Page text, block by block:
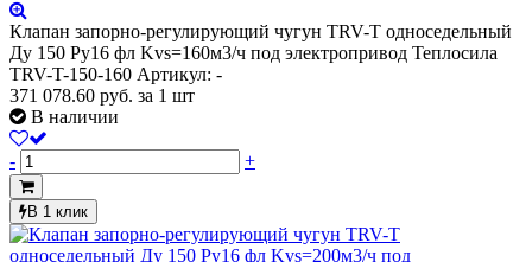
Клапан запорно-регулирующий чугун TRV-T односедельный
Ду 150 Ру16 фл Kvs=160м3/ч под электропривод Теплосила
TRV-T-150-160 Артикул: -
371 078.60 руб. за 1 шт
В наличии
- +
В 1 клик